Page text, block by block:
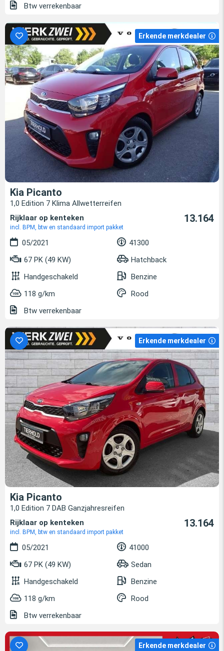
Btw verrekenbaar
Erkende merkdealer
Kia Picanto
1,0 Edition 7 Klima Allwetterreifen
Rijklaar op kenteken
incl. BPM, btw en standaard import pakket
13.164
05/2021
41300
67 PK (49 KW)
Hatchback
Handgeschakeld
Benzine
118 g/km
Rood
Btw verrekenbaar
Erkende merkdealer
Kia Picanto
1,0 Edition 7 DAB Ganzjahresreifen
Rijklaar op kenteken
incl. BPM, btw en standaard import pakket
13.164
05/2021
41000
67 PK (49 KW)
Sedan
Handgeschakeld
Benzine
118 g/km
Rood
Btw verrekenbaar
Erkende merkdealer